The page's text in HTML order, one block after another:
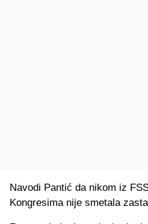
Navodi Pantić da nikom iz
Kongresima nije smetala